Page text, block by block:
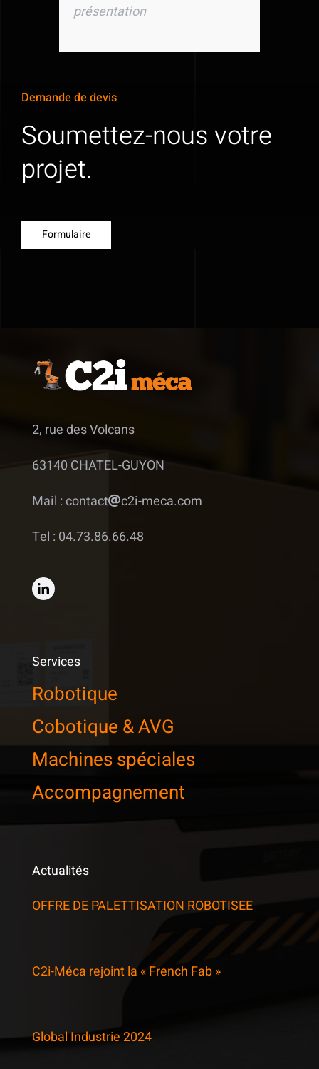
présentation
Demande de devis
Soumettez-nous votre
projet.
Formulaire
2, rue des Volcans
63140 CHATEL-GUYON
Mail : contact
c2i-meca.com
Tel : 04.73.86.66.48
Services
Robotique
Cobotique & AVG
Machines spéciales
Accompagnement
Actualités
OFFRE DE PALETTISATION ROBOTISEE
C2i-Méca rejoint la « French Fab »
Global Industrie 2024